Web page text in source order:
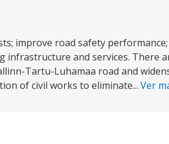
improve road safety
infrastructure and services. There
Tartu-Luhamaa road and
of civil works to eliminate... Ver